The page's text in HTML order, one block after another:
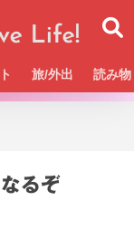
旅/外出 読み物
ちら
るぞ